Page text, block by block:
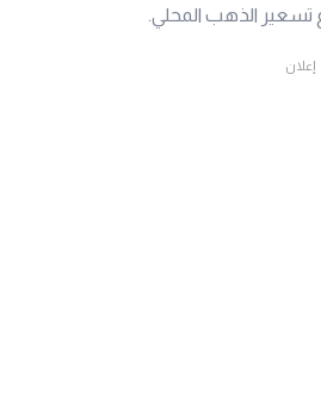
تسعير الذهب المحلي.
إعلان